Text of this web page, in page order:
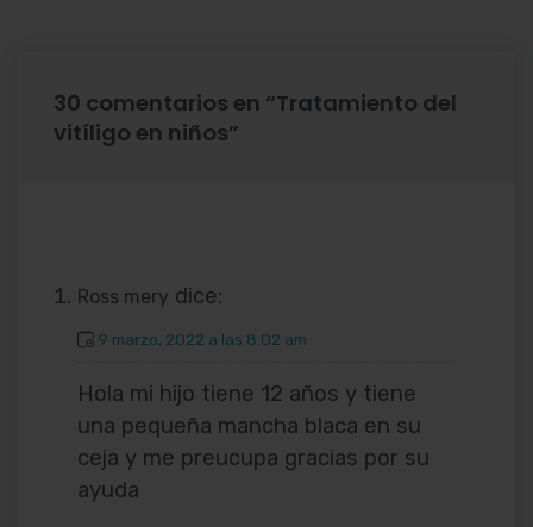
30 comentarios en “Tratamiento del
vitíligo en niños”
Ross mery dice:
9 marzo, 2022 a las 8:02 am
Hola mi hijo tiene 12 años y tiene
una pequeña mancha blaca en su
ceja y me preucupa gracias por su
ayuda